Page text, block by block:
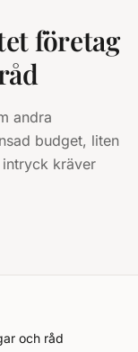
företag
andra
budget, liten
kräver
och råd